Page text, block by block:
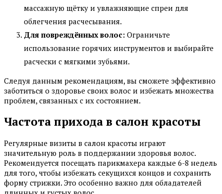
массажную щётку и увлажняющие спреи для
облегчения расчесывания.
Для повреждённых волос: Ограничьте
использование горячих инструментов и выбирайте
расчески с мягкими зубьями.
Следуя данным рекомендациям, вы сможете эффективно
заботиться о здоровье своих волос и избежать множества
проблем, связанных с их состоянием.
Частота прихода в салон красоты
Регулярные визиты в салон красоты играют
значительную роль в поддержании здоровья волос.
Рекомендуется посещать парикмахера каждые 6-8 недель
для того, чтобы избежать секущихся концов и сохранить
форму стрижки. Это особенно важно для обладателей